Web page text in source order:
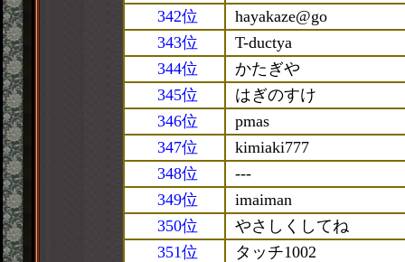
342位
hayakaze@go
343位
T-ductya
344位
かたぎや
345位
はぎのすけ
346位
pmas
347位
kimiaki777
348位
---
349位
imaiman
350位
やさしくしてね
351位
タッチ1002